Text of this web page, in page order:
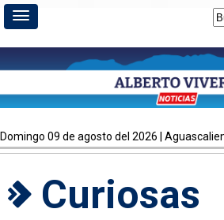
domingo 09 de agosto del 2026 |
Curiosas